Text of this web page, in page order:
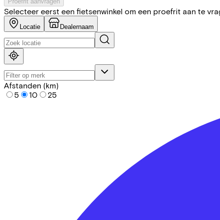
Selecteer eerst een fietsenwinkel om een proefrit aan te
Locatie Dealernaam
Afstanden (km)
5
10 25